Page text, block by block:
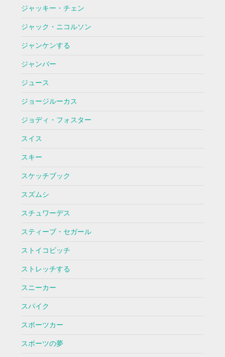
ジャッキー・チェン
ジャック・ニコルソン
ジャンケンする
ジャンバー
ジュース
ジョージルーカス
ジョディ・フォスター
スイス
スキー
スケッチブック
スズムシ
スチュワーデス
スティーブ・セガール
ストイコビッチ
ストレッチする
スニーカー
スパイク
スポーツカー
スポーツの夢